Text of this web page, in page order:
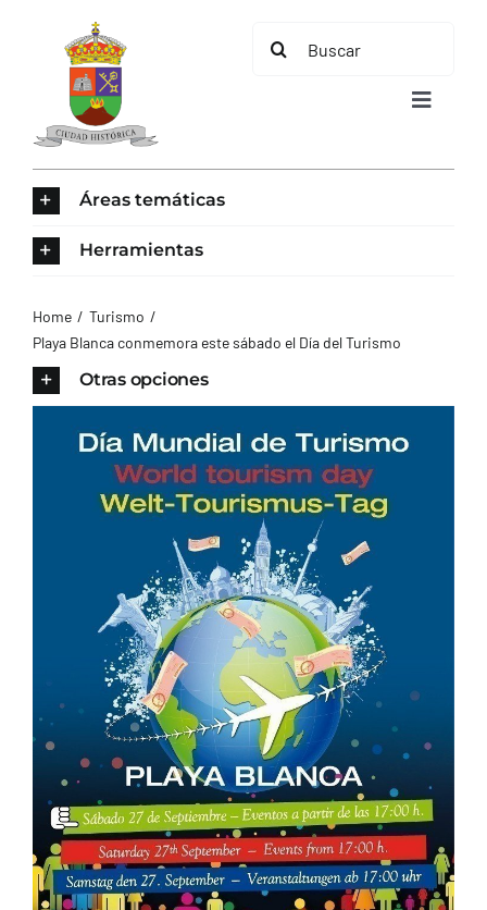
contenido
Buscar:
Toggle
AYUNTAMIENTO
TURISMO
Áreas temáticas
Herramientas
Home
Turismo
Playa Blanca conmemora este sábado el Día del Turismo
Otras opciones